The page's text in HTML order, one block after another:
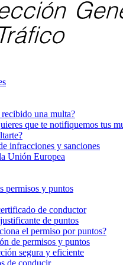
recibido una multa?
que te notifiquemos tus
infracciones y sanciones
Unión Europea
permisos y puntos
de conductor
de puntos
el permiso por puntos?
de permisos y puntos
segura y eficiente